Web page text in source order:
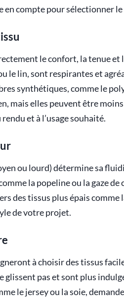
en compte pour sélectionner
le confort, la tenue et
le lin, sont respirantes et
synthétiques, comme le
mais elles peuvent être
et à l’usage souhaité.
ou lourd) détermine sa
la popeline ou la gaze
des tissus plus épais comme
de votre projet.
à choisir des tissus
glissent pas et sont plus
le jersey ou la soie,